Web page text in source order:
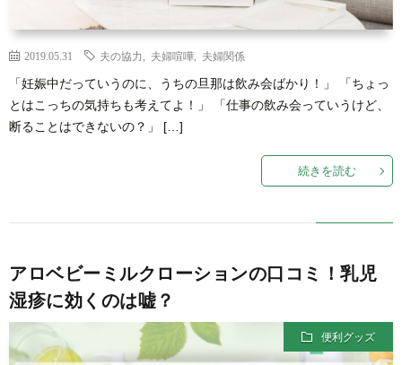
キ
ズ
合
ト
2019.05.31 夫の協力 夫婦喧嘩 夫婦関係
「妊娠中だっていうのに、うちの旦那は飲み会ばかり！」 「ちょっ
とはこっちの気持ちも考えてよ！」 「仕事の飲み会っていうけど、
断ることはできないの？」 […]
続きを読む
アロベビーミルクローションの口コミ！乳児
湿疹に効くのは嘘？
便利グッズ